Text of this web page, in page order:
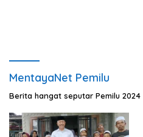
MentayaNet Pemilu
Berita hangat seputar Pemilu 2024